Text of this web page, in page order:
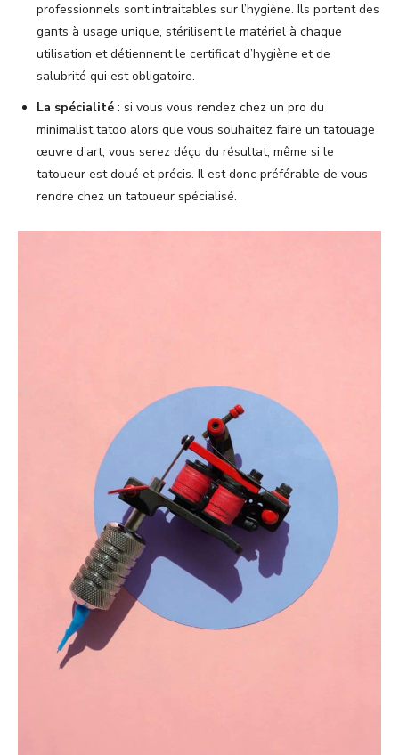
professionnels sont intraitables sur l’hygiène. Ils portent des
gants à usage unique, stérilisent le matériel à chaque
utilisation et détiennent le certificat d’hygiène et de
salubrité qui est obligatoire.
La spécialité : si vous vous rendez chez un pro du
minimalist tatoo alors que vous souhaitez faire un tatouage
œuvre d’art, vous serez déçu du résultat, même si le
tatoueur est doué et précis. Il est donc préférable de vous
rendre chez un tatoueur spécialisé.